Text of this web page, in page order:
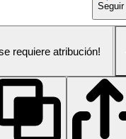
Seguir
requiere atribución!